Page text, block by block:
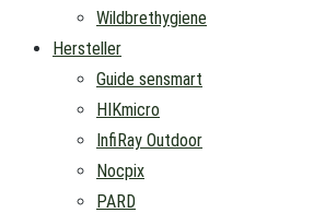
Wildbrethygiene
Hersteller
Guide sensmart
HIKmicro
InfiRay Outdoor
Nocpix
PARD